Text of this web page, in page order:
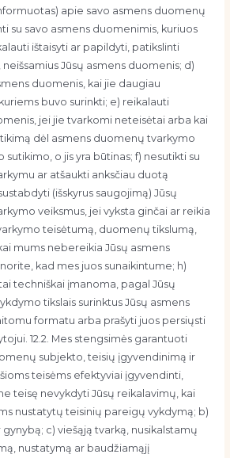
apie savo asmens duomenų
su savo asmens duomenimis, kuriuos
ištaisyti ar papildyti, patikslinti
Jūsų asmens duomenis; d)
duomenis, kai jie daugiau
buvo surinkti; e) reikalauti
jei jie tvarkomi neteisėtai arba kai
dėl asmens duomenų tvarkymo
o jis yra būtinas; f) nesutikti su
ar atšaukti anksčiau duotą
(išskyrus saugojimą) Jūsų
veiksmus, jei vyksta ginčai ar reikia
teisėtumą, duomenų tikslumą,
mums nebereikia Jūsų asmens
kad mes juos sunaikintume; h)
techniškai įmanoma, pagal Jūsų
tikslais surinktus Jūsų asmens
formatu arba prašyti juos persiųsti
12.2. Mes stengsimės garantuoti
subjekto, teisių įgyvendinimą ir
teisėms efektyviai įgyvendinti,
teisę nevykdyti Jūsų reikalavimų, kai
nustatytų teisinių pareigų vykdymą; b)
c) viešąją tvarką, nusikalstamų
nustatymą ar baudžiamąjį